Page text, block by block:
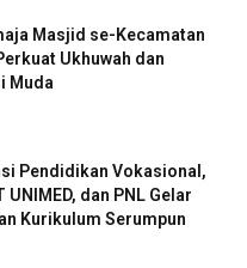
Masjid se-Kecamatan
Ukhuwah dan
Muda
Pendidikan Vokasional,
UNIMED, dan PNL Gelar
Kurikulum Serumpun